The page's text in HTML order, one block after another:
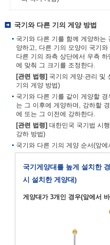
국기와 다른 기의 게양 방법
국기와 다른 기를 함께 게양하는
양하고, 다른 기의 모양이 국기
다른 기의 좌측 상단에서 우측
에 맞춰 그 크기를 조정한다.
[관련 법령] 국기의 게양·관리 및
기의 게양 방법)
국기와 다른 기를 같이 게양할
는 그 이후에 게양하며, 강하할
에 또는 그 이전에 강하한다.
[관련 법령] 대한민국 국기법 시
강하 방법)
국기와 다른 기의 게양 순서(앞
국기게양대를 높게 설치한
시 설치한 게양대)
게양대가 3개인 경우(앞에서